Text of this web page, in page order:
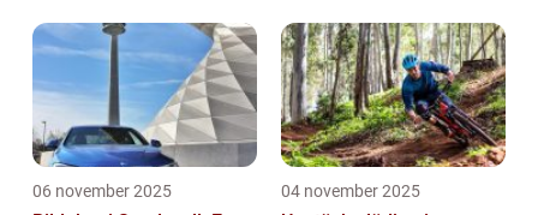
06 november 2025 04 november 2025